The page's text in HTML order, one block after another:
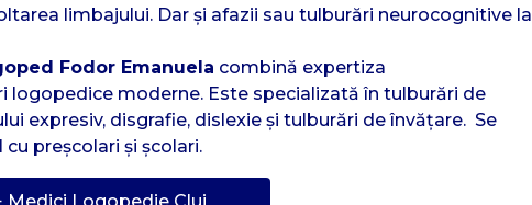
limbajului. Dar și afazii sau tulburări neurocognitive la
Fodor Emanuela combină expertiza
logopedice moderne. Este specializată în tulburări de
expresiv, disgrafie, dislexie și tulburări de învățare. Se
preșcolari și școlari.